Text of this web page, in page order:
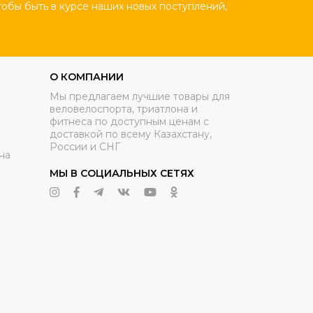
быть в курсе наших новых поступлений,
О КОМПАНИИ
Мы предлагаем лучшие товары для
веловелоспорта, триатлона и
фитнеса по доступным ценам с
доставкой по всему Казахстану,
России и СНГ
МЫ В СОЦИАЛЬНЫХ СЕТЯХ